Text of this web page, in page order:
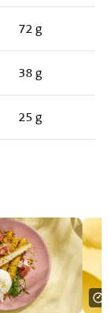
72 g
38 g
25 g